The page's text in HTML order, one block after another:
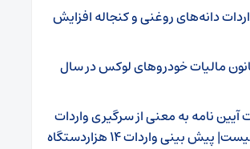
دانه‌های روغنی و کنجاله افزایش
مالیات خودروهای لوکس در سال
آیین نامه به معنی از سرگیری واردات
خودرو نیست| پیش بینی واردات ۱۴ هزاردستگاه